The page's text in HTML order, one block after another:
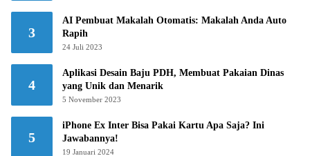
3
AI Pembuat Makalah Otomatis: Makalah Anda Auto
Rapih
24 Juli 2023
4
Aplikasi Desain Baju PDH, Membuat Pakaian Dinas
yang Unik dan Menarik
5 November 2023
5
iPhone Ex Inter Bisa Pakai Kartu Apa Saja? Ini
Jawabannya!
19 Januari 2024